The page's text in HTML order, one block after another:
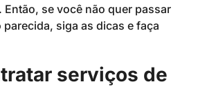
Então, se você não quer passar
siga as dicas e faça
serviços de